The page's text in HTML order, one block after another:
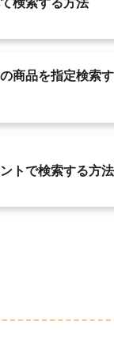
検索する方法
商品を指定検索
トで検索する方法